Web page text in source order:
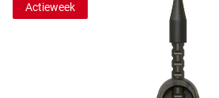
Actieweek